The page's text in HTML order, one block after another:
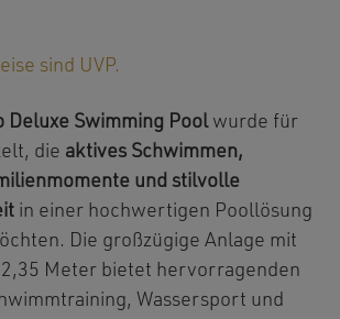
sind UVP.
Deluxe Swimming Poolwurde für
die aktives Schwimmen,
und stilvolle
in einer hochwertigen Poollösung
Die großzügige Anlage mit
2,35 Meter bietet hervorragenden
Wassersport und